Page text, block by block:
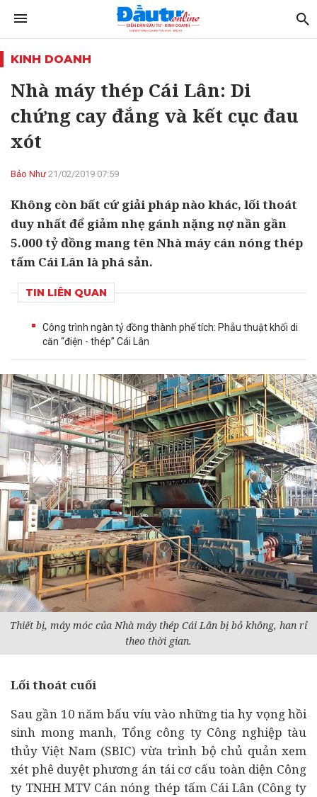
KINH DOANH
Nhà máy thép Cái Lân: Di
chứng cay đắng và kết cục đau
xót
Bảo Như 21/02/2019 07:59
Không còn bất cứ giải pháp nào khác, lối thoát
duy nhất để giảm nhẹ gánh nặng nợ nần gần
5.000 tỷ đồng mang tên Nhà máy cán nóng thép
tấm Cái Lân là phá sản.
TIN LIÊN QUAN
Công trình ngàn tỷ đồng thành phế tích: Phẫu thuật khối di
căn “điện - thép” Cái Lân
Thiết bị, máy móc của Nhà máy thép Cái Lân bị bỏ không, han rỉ
theo thời gian.
Lối thoát cuối
Sau gần 10 năm bấu víu vào những tia hy vọng hồi
sinh mong manh, Tổng công ty Công nghiệp tàu
thủy Việt Nam (SBIC) vừa trình bộ chủ quản xem
xét phê duyệt phương án tái cơ cấutoàn diện Công
ty TNHH MTV Cán nóng thép tấm Cái Lân (Công ty